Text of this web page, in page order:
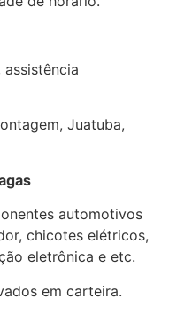
Juatuba,
automotivos
chicotes elétricos,
eletrônica e etc.
em carteira.